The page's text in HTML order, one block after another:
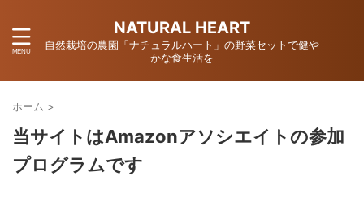
NATURAL HEART
自然栽培の農園「ナチュラルハート」の野菜セットで健や
かな食生活を
ホーム >
当サイトはAmazonアソシエイトの参加
プログラムです